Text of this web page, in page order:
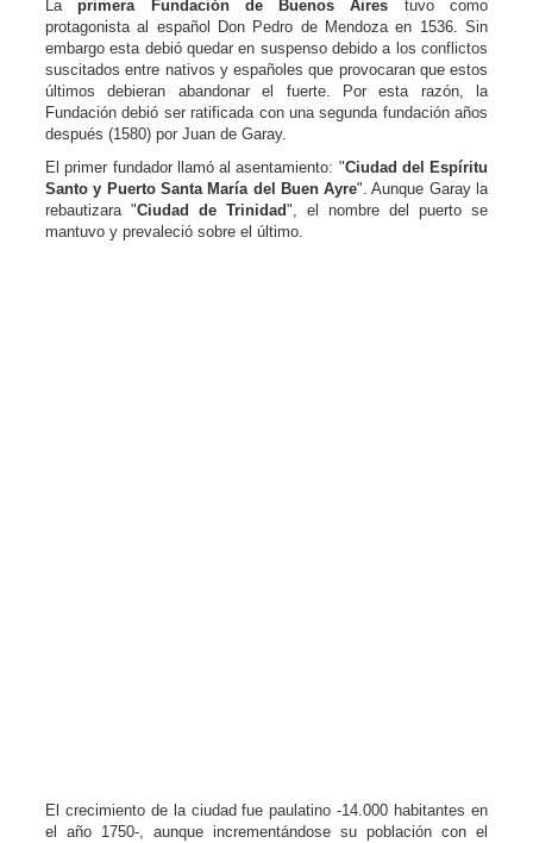
Laprimera Fundación de Buenos Aires tuvo como
protagonista al español Don Pedro de Mendoza en 1536. Sin
embargo esta debió quedar en suspenso debido a los conflictos
suscitados entre nativos y españoles que provocaran que estos
últimos debieran abandonar el fuerte. Por esta razón, la
Fundación debió ser ratificada con una segunda fundación años
después (1580) por Juan de Garay.
El primer fundador llamó al asentamiento: "Ciudad del Espíritu
Santo y Puerto Santa María del Buen Ayre". Aunque Garay la
rebautizara "Ciudad de Trinidad", el nombre del puerto se
mantuvo y prevaleció sobre el último.
El crecimiento de la ciudad fue paulatino -14.000 habitantes en
el año 1750-, aunque incrementándose su población con el